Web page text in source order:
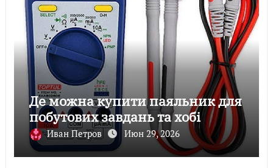
Де можна купити паяльник для
побутових завдань та хобі
Иван Петров Июн 29, 2026